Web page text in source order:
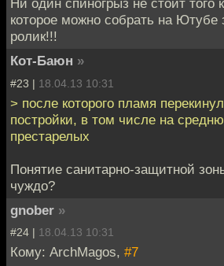
Ни один спиногрыз не стоит того
которое можно собрать на Ютубе
ролик!!!
Кот-Баюн »
#23 | 18.04.13 10:31
> после которого пламя
постройки, в том числе на
престарелых
Понятие санитарно-защитной
чуждо?
gnober »
#24 | 18.04.13 10:31
Кому: ArchMagos, #7